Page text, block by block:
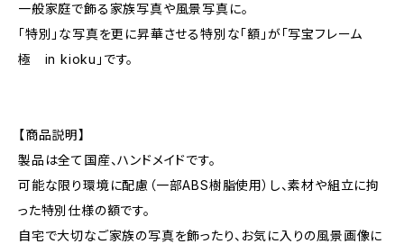
一般家庭で飾る家族写真や風景写真に。
「特別」な写真を更に昇華させる特別な「額」が「写宝フレーム
極 in kioku」です。
【商品説明】
製品は全て国産、ハンドメイドです。
可能な限り環境に配慮（一部ABS樹脂使用）し、素材や組立に拘
った特別仕様の額です。
自宅で大切なご家族の写真を飾ったり、お気に入りの風景画像に